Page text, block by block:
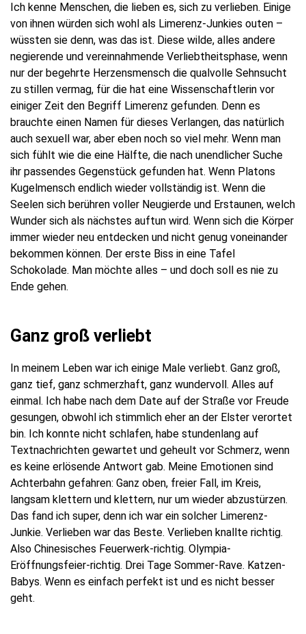
Ich kenne Menschen, die lieben es, sich zu verlieben. Einige
von ihnen würden sich wohl als Limerenz-Junkies outen –
wüssten sie denn, was das ist. Diese wilde, alles andere
negierende und vereinnahmende Verliebtheitsphase, wenn
nur der begehrte Herzensmensch die qualvolle Sehnsucht
zu stillen vermag, für die hat eine Wissenschaftlerin vor
einiger Zeit den Begriff Limerenz gefunden. Denn es
brauchte einen Namen für dieses Verlangen, das natürlich
auch sexuell war, aber eben noch so viel mehr. Wenn man
sich fühlt wie die eine Hälfte, die nach unendlicher Suche
ihr passendes Gegenstück gefunden hat. Wenn Platons
Kugelmensch endlich wieder vollständig ist. Wenn die
Seelen sich berühren voller Neugierde und Erstaunen, welch
Wunder sich als nächstes auftun wird. Wenn sich die Körper
immer wieder neu entdecken und nicht genug voneinander
bekommen können. Der erste Biss in eine Tafel
Schokolade. Man möchte alles – und doch soll es nie zu
Ende gehen.
Ganz groß verliebt
In meinem Leben war ich einige Male verliebt. Ganz groß,
ganz tief, ganz schmerzhaft, ganz wundervoll. Alles auf
einmal. Ich habe nach dem Date auf der Straße vor Freude
gesungen, obwohl ich stimmlich eher an der Elster verortet
bin. Ich konnte nicht schlafen, habe stundenlang auf
Textnachrichten gewartet und geheult vor Schmerz, wenn
es keine erlösende Antwort gab. Meine Emotionen sind
Achterbahn gefahren: Ganz oben, freier Fall, im Kreis,
langsam klettern und klettern, nur um wieder abzustürzen.
Das fand ich super, denn ich war ein solcher Limerenz-
Junkie. Verlieben war das Beste. Verlieben knallte richtig.
Also Chinesisches Feuerwerk-richtig. Olympia-
Eröffnungsfeier-richtig. Drei Tage Sommer-Rave. Katzen-
Babys. Wenn es einfach perfekt ist und es nicht besser
geht.